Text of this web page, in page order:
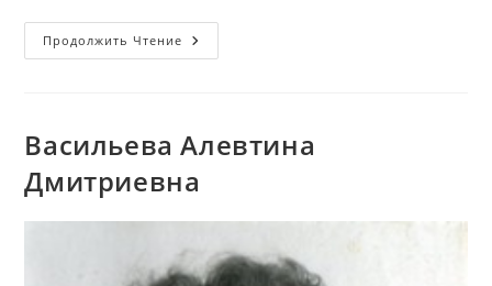
Продолжить Чтение Любить
Природу
Васильева Алевтина
Дмитриевна